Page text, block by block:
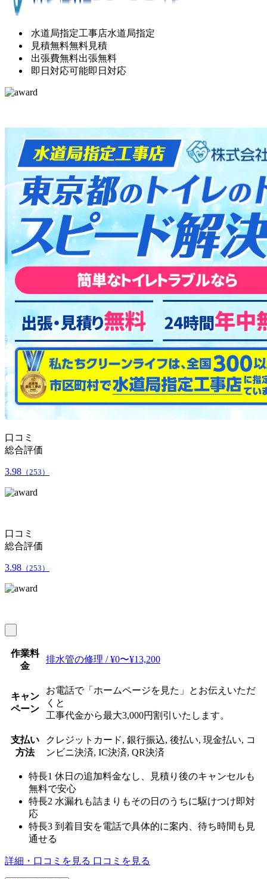
水道局指定工事店水道局指定
見積無料無料見積
出張費無料出張無料
即日対応可能即日対応
口コミ
総合評価
3.98 （253）
口コミ
総合評価
3.98 （253）
作業料
金
排水管の修理 / ¥0〜¥13,200
キャン
ペーン
お電話で「ホームページを見た」とお伝えいただ
くと
工事代金から最大3,000円割引いたします。
支払い
方法
クレジットカード, 銀行振込, 後払い, 現金払い, コ
ンビニ決済, IC決済, QR決済
特長1 休日の追加料金なし、見積り後のキャンセルも
無料で安心
特長2 水漏れも詰まりもその日のうちに駆けつけ即対
応
特長3 到着目安を電話で具体的に案内、待ち時間も見
通せる
詳細・口コミを見る 口コミを見る